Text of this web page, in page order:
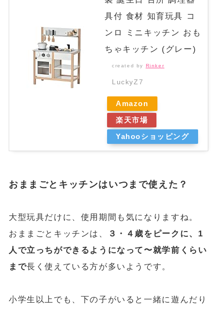
具付 食材 知育玩具 コ
ンロ ミニキッチン おも
ちゃキッチン (グレー)
created by Rinker
LuckyZ7
Amazon
楽天市場
Yahooショッピング
おままごとキッチンはいつまで使えた？
大型玩具だけに、使用期間も気になりますね。
おままごとキッチンは、
３・４歳をピークに、1
人で立っちができるようになって〜就学前くらい
まで長く使えている方が多いようです。
小学生以上でも、下の子がいると一緒に遊んだり